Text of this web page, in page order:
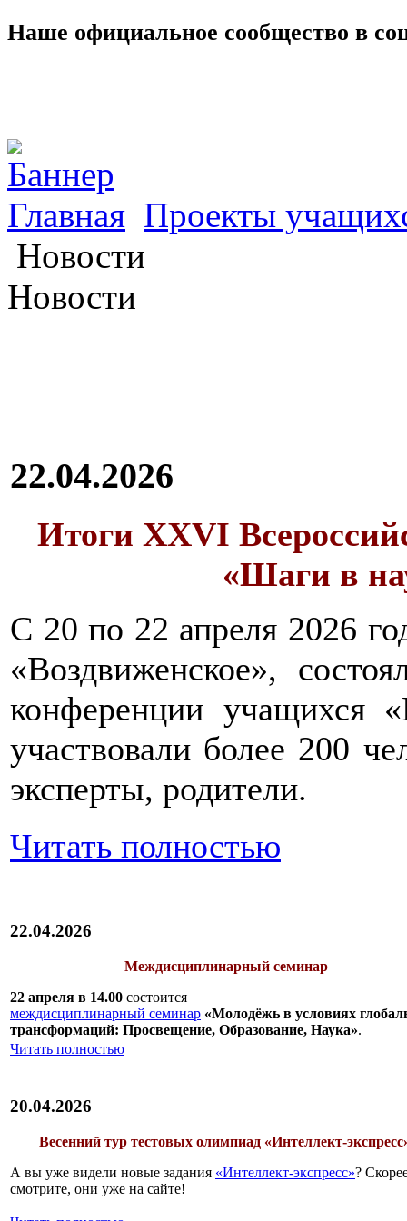
Наше официальное сообщество в
Главная Проекты
Новости
Новости
22.04.2026
Итоги XXVI
«Шаги в
С 20 по 22 апреля 2026
«Воздвиженское»,
конференции
участвовали более 200
эксперты, родители.
Читать полностью
22.04.2026
Междисциплинарный семинар
22 апреля в 14.00 состоится
междисциплинарный семинар «Молодёжь в условиях
трансформаций: Просвещение, Образование, Наука».
Читать полностью
20.04.2026
Весенний тур тестовых олимпиад «Интеллект-
А вы уже видели новые задания «Интеллект-экспресс»?
смотрите, они уже на сайте!